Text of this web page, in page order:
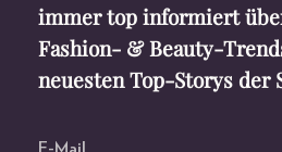
immer top informiert
Fashion- & Beauty-
neuesten Top-Storys der